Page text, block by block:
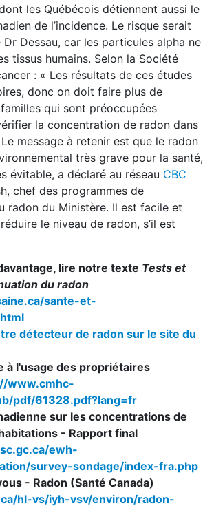
les Québécois détiennent aussi le
de l’incidence. Le risque serait
Dr Dessau, car les particules alpha ne
tissus humains. Selon la Société
: « Les résultats de ces études
donc on doit faire plus de
qui sont préoccupées
la concentration de radon dans
message à retenir est que le radon
très grave pour la santé,
évitable, a déclaré au réseau CBC
chef des programmes de
radon du Ministère. Il est facile et
le niveau de radon, s’il est
lire notre texte Tests et
du radon
sante-et-
détecteur de radon sur le site du
à l'usage des propriétaires
www.cmhc-
pdf/61328.pdf?lang=fr
sur les concentrations de
- Rapport final
ewh-
survey-sondage/index-fra.php
- Radon (Santé Canada)
hl-vs/iyh-vsv/environ/radon-